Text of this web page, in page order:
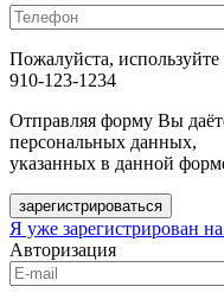
Пожалуйста,
910-123-1234
Отправляя форму Вы
персональных данных,
указанных в данной
зарегистрироваться
Я уже зарегистрирован
Авторизация